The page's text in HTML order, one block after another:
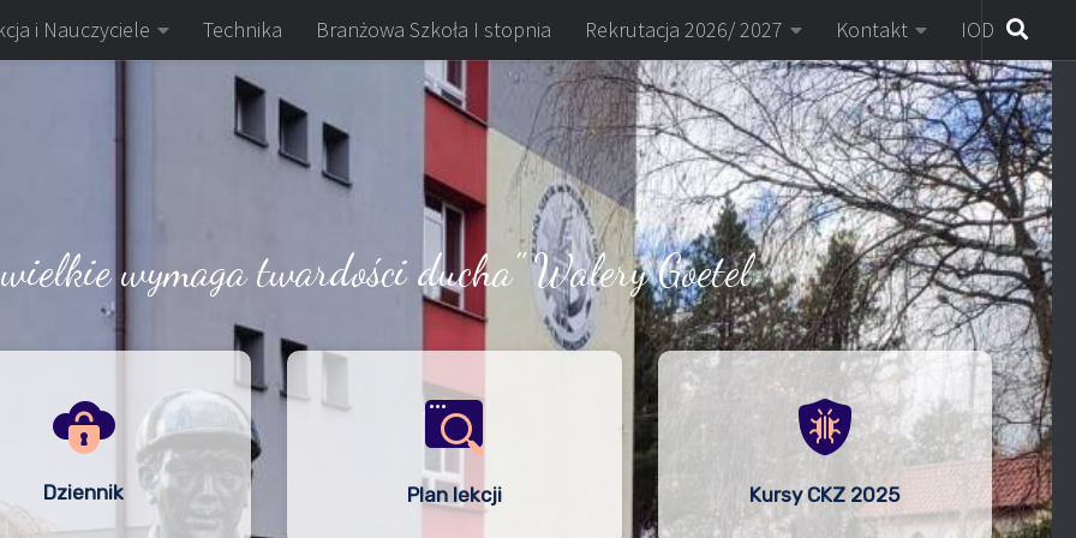
i Nauczyciele Technika Branżowa Szkoła I stopnia Rekrutacja 2026/ 2027 Kontakt IOD
wymaga twardości ducha" Walery Goetel
Dziennik Plan lekcji Kursy CKZ 2025